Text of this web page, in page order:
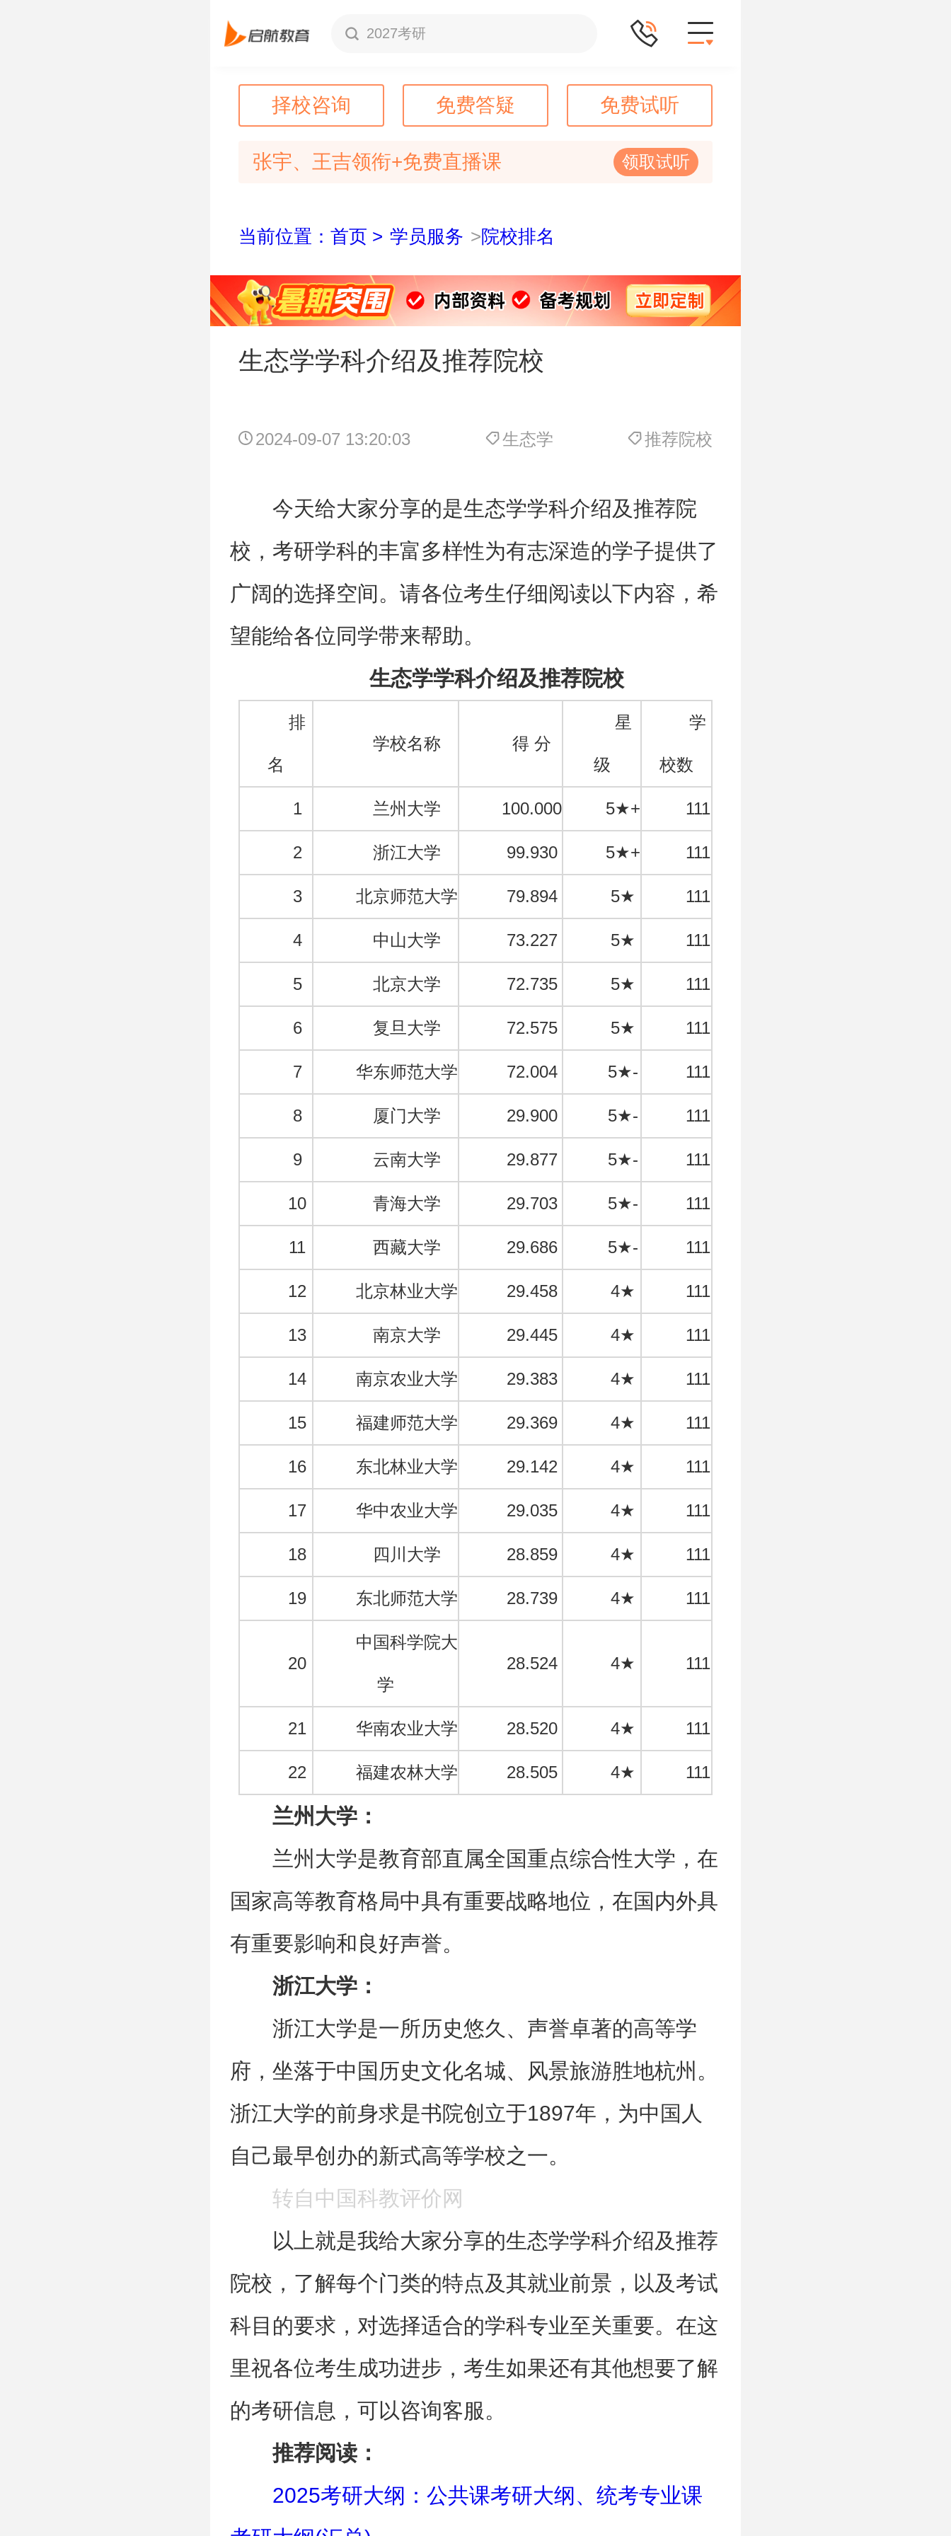
2027考研
择校咨询 免费答疑 免费试听
张宇、王吉领衔+免费直播课 领取试听
当前位置：首页 > 学员服务 >院校排名
生态学学科介绍及推荐院校
2024-09-07 13:20:03 生态学 推荐院校
今天给大家分享的是生态学学科介绍及推荐院
校，考研学科的丰富多样性为有志深造的学子提供了
广阔的选择空间。请各位考生仔细阅读以下内容，希
望能给各位同学带来帮助。
生态学学科介绍及推荐院校
排
名
学校名称 得 分
星
级
学
校数
1 兰州大学 100.000 5★+ 111
2 浙江大学 99.930 5★+ 111
3 北京师范大学 79.894 5★ 111
4 中山大学 73.227 5★ 111
5 北京大学 72.735 5★ 111
6 复旦大学 72.575 5★ 111
7 华东师范大学 72.004 5★- 111
8 厦门大学 29.900 5★- 111
9 云南大学 29.877 5★- 111
10 青海大学 29.703 5★- 111
11 西藏大学 29.686 5★- 111
12 北京林业大学 29.458 4★ 111
13 南京大学 29.445 4★ 111
14 南京农业大学 29.383 4★ 111
15 福建师范大学 29.369 4★ 111
16 东北林业大学 29.142 4★ 111
17 华中农业大学 29.035 4★ 111
18 四川大学 28.859 4★ 111
19 东北师范大学 28.739 4★ 111
20
中国科学院大
学
28.524 4★ 111
21 华南农业大学 28.520 4★ 111
22 福建农林大学 28.505 4★ 111
兰州大学：
兰州大学是教育部直属全国重点综合性大学，在
国家高等教育格局中具有重要战略地位，在国内外具
有重要影响和良好声誉。
浙江大学：
浙江大学是一所历史悠久、声誉卓著的高等学
府，坐落于中国历史文化名城、风景旅游胜地杭州。
浙江大学的前身求是书院创立于1897年，为中国人
自己最早创办的新式高等学校之一。
转自中国科教评价网
以上就是我给大家分享的生态学学科介绍及推荐
院校，了解每个门类的特点及其就业前景，以及考试
科目的要求，对选择适合的学科专业至关重要。在这
里祝各位考生成功进步，考生如果还有其他想要了解
的考研信息，可以咨询客服。
推荐阅读：
2025考研大纲：公共课考研大纲、统考专业课